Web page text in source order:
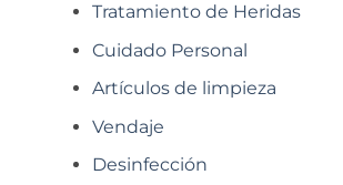
Tratamiento de Heridas
Cuidado Personal
Artículos de limpieza
Vendaje
Desinfección